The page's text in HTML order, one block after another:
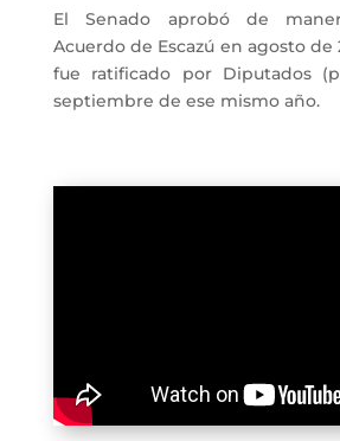
El Senado aprobó de
Acuerdo de Escazú en agosto de
fue ratificado por Diputados
septiembre de ese mismo año.